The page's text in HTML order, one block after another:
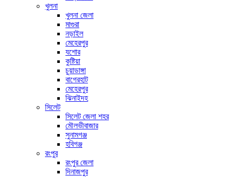
খুলনা
খুলনা জেলা
মাগুরা
নড়াইল
মেহেরপুর
যশোর
কুষ্টিয়া
চুয়াডাঙ্গা
বাগেরহাট
মেহেরপুর
ঝিনাইদহ
সিলেট
সিলেট জেলা শহর
মৌলভীবাজার
সুনামগঞ্জ
হবিগঞ্জ
রংপুর
রংপুর জেলা
দিনাজপুর